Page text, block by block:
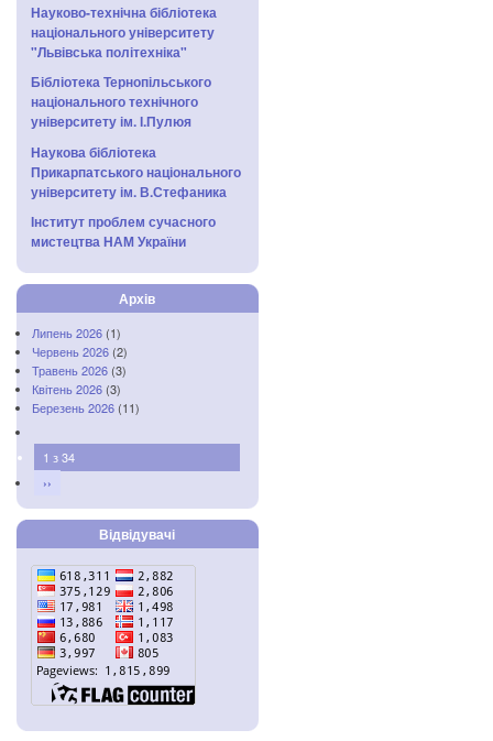
Науково-технічна бібліотека
національного університету
"Львівська політехніка"
Бібліотека Тернопільського
національного технічного
університету ім. І.Пулюя
Наукова бібліотека
Прикарпатського національного
університету ім. В.Стефаника
Інститут проблем сучасного
мистецтва НАМ України
Архів
Липень 2026 (1)
Червень 2026 (2)
Травень 2026 (3)
Квітень 2026 (3)
Березень 2026 (11)
1 з 34
››
Відвідувачі